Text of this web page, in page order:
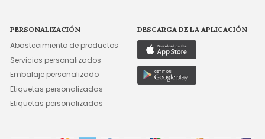
PERSONALIZACIÓN
Abastecimiento de productos
Servicios personalizados
Embalaje personalizado
Etiquetas personalizadas
Etiquetas personalizadas
DESCARGA DE LA APLICACIÓN